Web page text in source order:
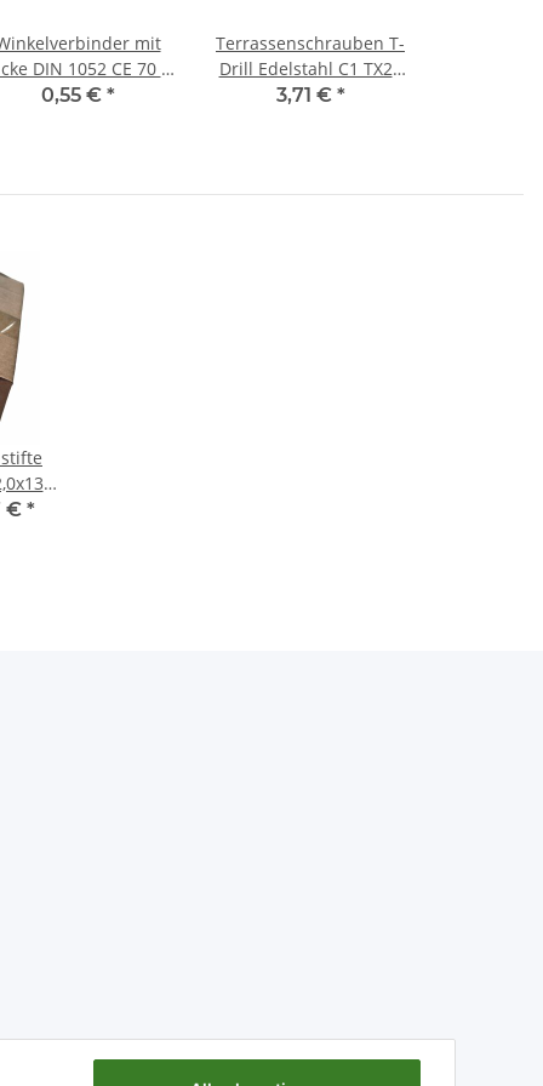
mit
DIN 1052 CE 70 x
x 55 x 2,5 mm (1)
0,55 € *
Terrassenschrauben T-
Drill Edelstahl C1 TX25
5x60 mm (100) Stück
3,71 € *
€ *